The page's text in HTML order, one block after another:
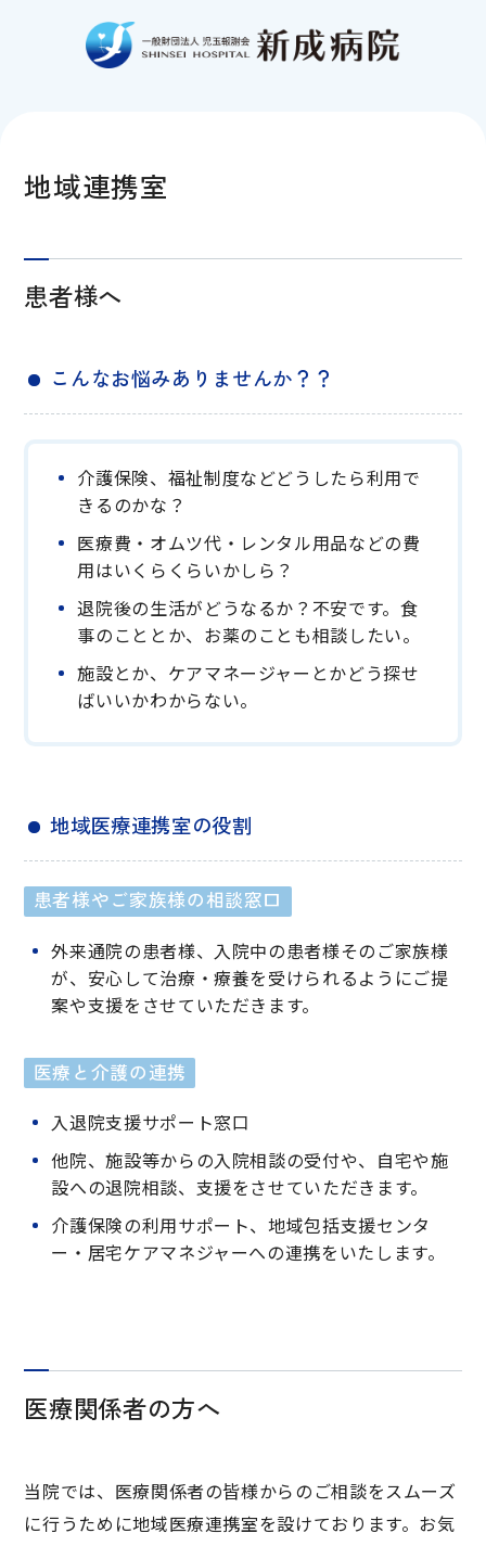
地域連携室
患者様へ
こんなお悩みありませんか？？
介護保険、福祉制度などどうしたら利用で
きるのかな？
医療費・オムツ代・レンタル用品などの費
用はいくらくらいかしら？
退院後の生活がどうなるか？不安です。食
事のこととか、お薬のことも相談したい。
施設とか、ケアマネージャーとかどう探せ
ばいいかわからない。
地域医療連携室の役割
患者様やご家族様の相談窓口
外来通院の患者様、入院中の患者様そのご家族様
が、安心して治療・療養を受けられるようにご提
案や支援をさせていただきます。
医療と介護の連携
入退院支援サポート窓口
他院、施設等からの入院相談の受付や、自宅や施
設への退院相談、支援をさせていただきます。
介護保険の利用サポート、地域包括支援センタ
ー・居宅ケアマネジャーへの連携をいたします。
医療関係者の方へ
当院では、医療関係者の皆様からのご相談をスムーズ
に行うために地域医療連携室を設けております。お気